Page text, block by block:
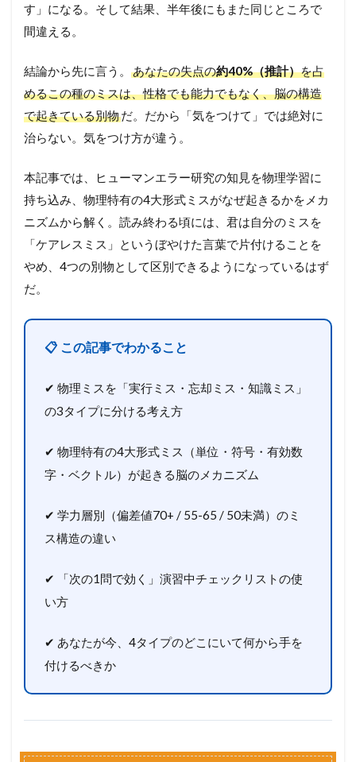
す」になる。そして結果、半年後にもまた同じところで
間違える。
結論から先に言う。 あなたの失点の約40%（推計）を占
めるこの種のミスは、性格でも能力でもなく、脳の構造
で起きている別物だ。だから「気をつけて」では絶対に
治らない。気をつけ方が違う。
本記事では、ヒューマンエラー研究の知見を物理学習に
持ち込み、物理特有の4大形式ミスがなぜ起きるかをメカ
ニズムから解く。読み終わる頃には、君は自分のミスを
「ケアレスミス」というぼやけた言葉で片付けることを
やめ、4つの別物として区別できるようになっているはず
だ。
📋 この記事でわかること
✔ 物理ミスを「実行ミス・忘却ミス・知識ミス」
の3タイプに分ける考え方
✔ 物理特有の4大形式ミス（単位・符号・有効数
字・ベクトル）が起きる脳のメカニズム
✔ 学力層別（偏差値70+ / 55-65 / 50未満）のミ
ス構造の違い
✔ 「次の1問で効く」演習中チェックリストの使
い方
✔ あなたが今、4タイプのどこにいて何から手を
付けるべきか